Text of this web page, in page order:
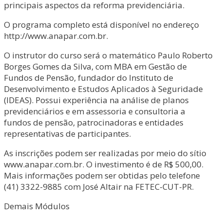
principais aspectos da reforma previdenciária.
O programa completo está disponível no endereço
http://www.anapar.com.br.
O instrutor do curso será o matemático Paulo Roberto
Borges Gomes da Silva, com MBA em Gestão de
Fundos de Pensão, fundador do Instituto de
Desenvolvimento e Estudos Aplicados à Seguridade
(IDEAS). Possui experiência na análise de planos
previdenciários e em assessoria e consultoria a
fundos de pensão, patrocinadoras e entidades
representativas de participantes.
As inscrições podem ser realizadas por meio do sítio
www.anapar.com.br. O investimento é de R$ 500,00.
Mais informações podem ser obtidas pelo telefone
(41) 3322-9885 com José Altair na FETEC-CUT-PR.
Demais Módulos